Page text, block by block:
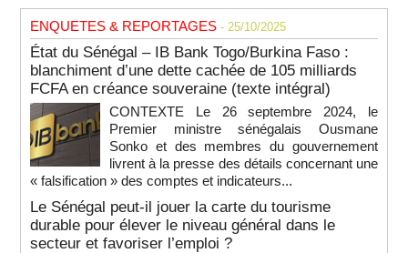
ENQUETES & REPORTAGES - 25/10/2025
État du Sénégal – IB Bank Togo/Burkina Faso :
blanchiment d’une dette cachée de 105 milliards
FCFA en créance souveraine (texte intégral)
CONTEXTE Le 26 septembre 2024, le
Premier ministre sénégalais Ousmane
Sonko et des membres du gouvernement
livrent à la presse des détails concernant une
« falsification » des comptes et indicateurs...
Le Sénégal peut-il jouer la carte du tourisme
durable pour élever le niveau général dans le
secteur et favoriser l’emploi ?